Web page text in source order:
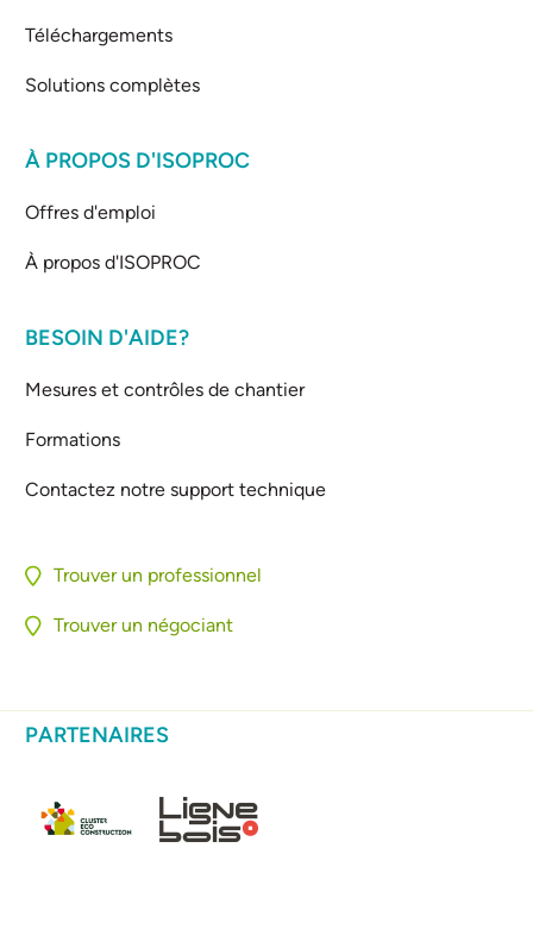
Téléchargements
Solutions complètes
À PROPOS D'ISOPROC
Offres d'emploi
À propos d'ISOPROC
BESOIN D'AIDE?
Mesures et contrôles de chantier
Formations
Contactez notre support technique
Trouver un professionnel
Trouver un négociant
PARTENAIRES